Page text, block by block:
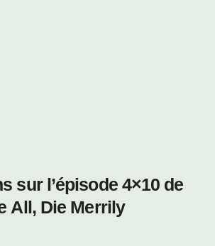
sur l’épisode 4×10 de
All, Die Merrily